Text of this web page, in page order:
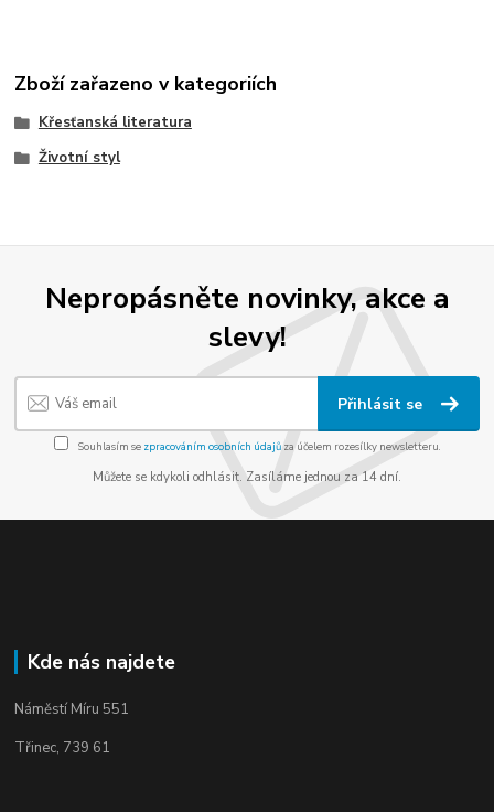
Zboží zařazeno v kategoriích
Křesťanská literatura
Životní styl
Nepropásněte novinky, akce a
slevy!
Přihlásit se
Souhlasím se zpracováním osobních údajůza účelem rozesílky newsletteru.
Můžete se kdykoli odhlásit. Zasíláme jednou za 14 dní.
Kde nás najdete
Náměstí Míru 551
Třinec, 739 61